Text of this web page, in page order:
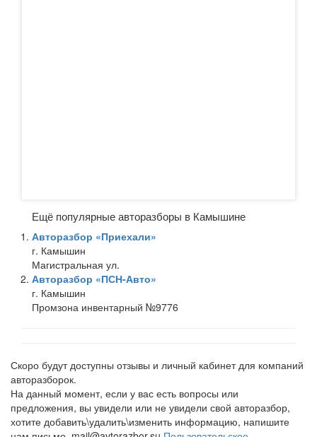
Ещё популярные авторазборы в Камышине
Авторазбор «Приехали»
г. Камышин
Магистральная ул.
Авторазбор «ПСН-Авто»
г. Камышин
Промзона инвентарный №9776
Скоро будут доступны отзывы и личный кабинет для компаний
авторазборок.
На данный момент, если у вас есть вопросы или
предложения, вы увидели или не увидели свой авторазбор,
хотите добавить\удалить\изменить информацию, напишите